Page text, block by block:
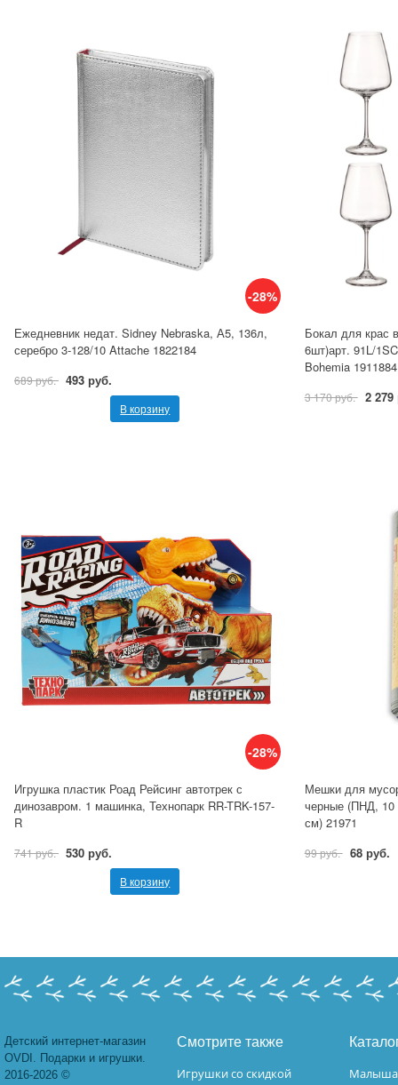
-28%
Ежедневник недат. Sidney Nebraska, А5, 136л,
серебро 3-128/10 Attache 1822184
689 руб. 493 руб.
В корзину
Бокал для крас
6шт)арт. 91L/
Bohemia 1911884
3 170 руб. 2 279
-28%
Игрушка пластик Роад Рейсинг автотрек с
динозавром. 1 машинка, Технопарк RR-TRK-157-
R
741 руб. 530 руб.
В корзину
Мешки для
черные (ПНД, 10
см) 21971
99 руб. 68 руб.
Детский интернет-магазин
OVDI. Подарки и игрушки.
2016-2026 ©
Смотрите также
Игрушки со скидкой